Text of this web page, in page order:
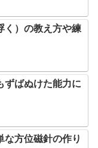
く）の教え方や練
ずばぬけた能力に
な方位磁針の作り